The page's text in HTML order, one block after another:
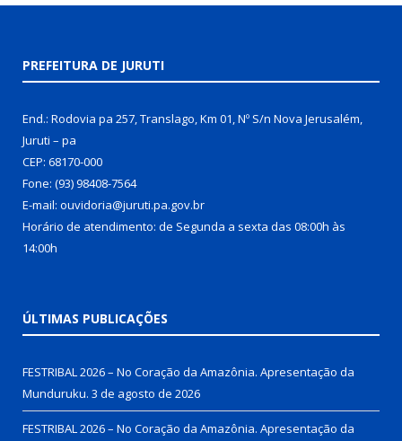
PREFEITURA DE JURUTI
End.: Rodovia pa 257, Translago, Km 01, Nº S/n Nova Jerusalém,
Juruti – pa
CEP: 68170-000
Fone: (93) 98408-7564
E-mail: ouvidoria@juruti.pa.gov.br
Horário de atendimento: de Segunda a sexta das 08:00h às
14:00h
ÚLTIMAS PUBLICAÇÕES
FESTRIBAL 2026 – No Coração da Amazônia. Apresentação da
Munduruku. 3 de agosto de 2026
FESTRIBAL 2026 – No Coração da Amazônia. Apresentação da